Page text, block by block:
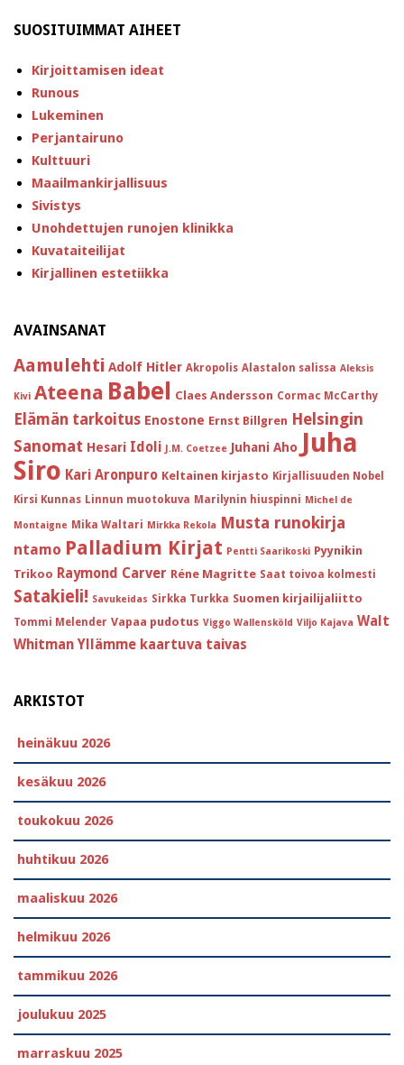
SUOSITUIMMAT AIHEET
Kirjoittamisen ideat
Runous
Lukeminen
Perjantairuno
Kulttuuri
Maailmankirjallisuus
Sivistys
Unohdettujen runojen klinikka
Kuvataiteilijat
Kirjallinen estetiikka
AVAINSANAT
Aamulehti Adolf Hitler Akropolis Alastalon salissa Aleksis
Kivi Ateena Babel Claes Andersson Cormac McCarthy
Elämän tarkoitus Enostone Ernst Billgren Helsingin
Sanomat Hesari Idoli J.M. Coetzee Juhani Aho Juha
Siro Kari Aronpuro Keltainen kirjasto Kirjallisuuden Nobel
Kirsi Kunnas Linnun muotokuva Marilynin hiuspinni Michel de
Montaigne Mika Waltari Mirkka Rekola Musta runokirja
ntamo Palladium Kirjat Pentti Saarikoski Pyynikin
Trikoo Raymond Carver Réne Magritte Saat toivoa kolmesti
Satakieli! Savukeidas Sirkka Turkka Suomen kirjailijaliitto
Tommi Melender Vapaa pudotus Viggo Wallensköld Viljo Kajava Walt
Whitman Yllämme kaartuva taivas
ARKISTOT
heinäkuu 2026
kesäkuu 2026
toukokuu 2026
huhtikuu 2026
maaliskuu 2026
helmikuu 2026
tammikuu 2026
joulukuu 2025
marraskuu 2025